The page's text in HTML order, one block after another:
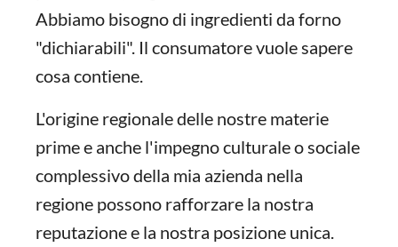
Abbiamo bisogno di ingredienti da forno
"dichiarabili". Il consumatore vuole sapere
cosa contiene.
L'origine regionale delle nostre materie
prime e anche l'impegno culturale o sociale
complessivo della mia azienda nella
regione possono rafforzare la nostra
reputazione e la nostra posizione unica.